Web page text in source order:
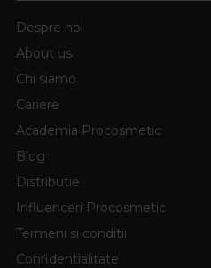
Despre noi
About us
Chi siamo
Cariere
Academia Procosmetic
Blog
Distributie
Influenceri Procosmetic
Termeni si conditii
Confidentialitate